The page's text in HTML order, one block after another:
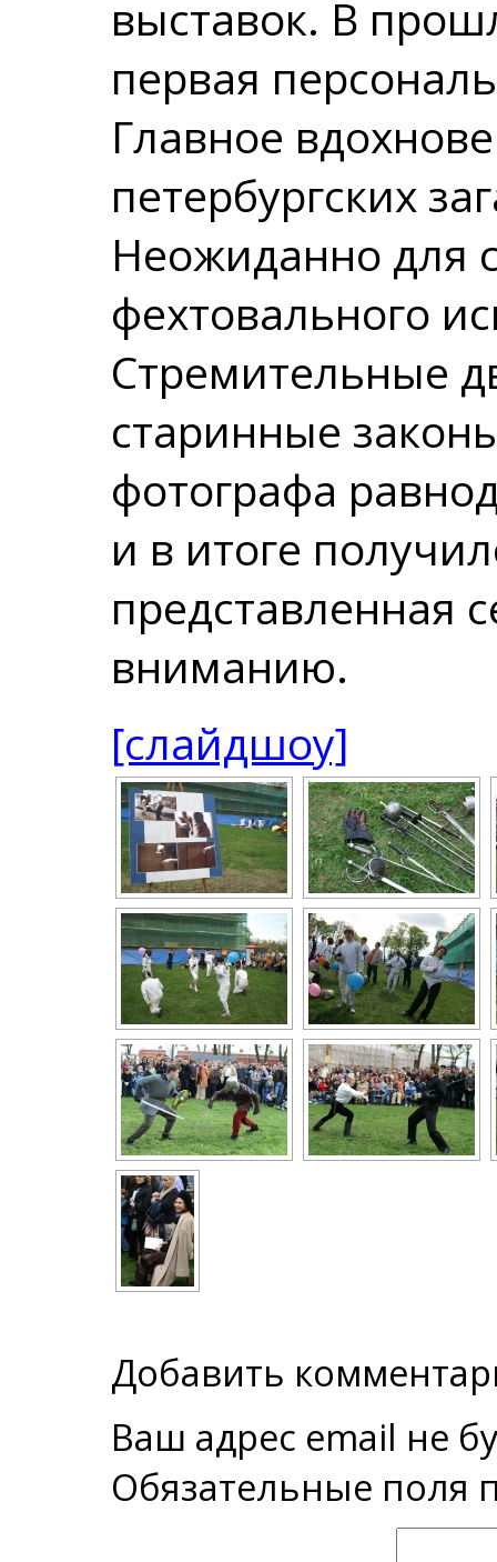
выставок. В
первая
Главное
петербургских
Неожиданно для
фехтовального
Стремительные
старинные
фотографа
и в итоге
представленная
вниманию.
[слайдшоу]
Добавить
Ваш адрес email не
Обязательные поля